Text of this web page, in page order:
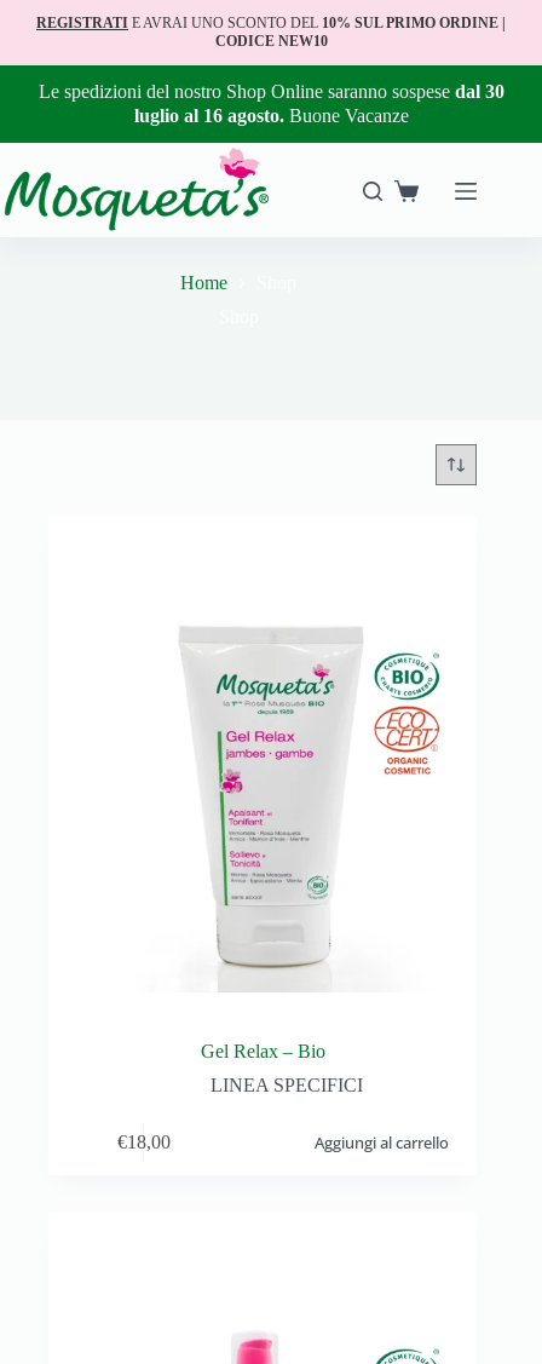
REGISTRATI E AVRAI UNO SCONTO DEL 10% SUL PRIMO ORDINE |
CODICE NEW10
Le spedizioni del nostro Shop Online saranno sospese dal 30
luglio al 16 agosto. Buone Vacanze
Home
Gel Relax – Bio
LINEA SPECIFICI
€18,00 Aggiungi al carrello